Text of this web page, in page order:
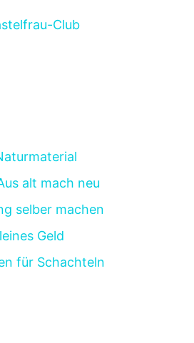
Club
alt mach neu
selber machen
Geld
für Schachteln